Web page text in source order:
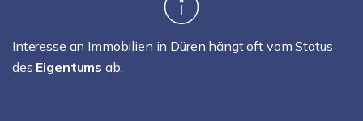
Interesse an Immobilien in Düren hängt oft vom Status
des Eigentums ab.